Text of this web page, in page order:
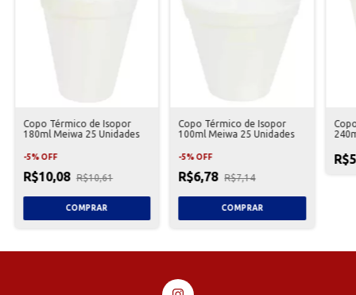
Copo Térmico de Isopor
180ml Meiwa 25 Unidades
-5%OFF
R$10,08 R$10,61
Copo Térmico de Isopor
100ml Meiwa 25 Unidades
-5%OFF
R$6,78 R$7,14